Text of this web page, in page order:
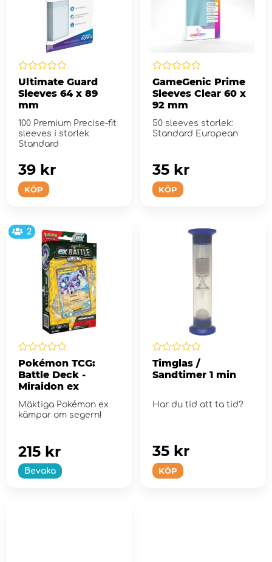
Ultimate Guard
Sleeves 64 x 89
mm
100 Premium Precise-fit
sleeves i storlek
Standard
KÖP
39 kr
GameGenic Prime
Sleeves Clear 60 x
92 mm
50 sleeves storlek:
Standard European
KÖP
35 kr
2
Pokémon TCG:
Battle Deck -
Miraidon ex
Mäktiga Pokémon ex
kämpar om segern!
Bevaka
215 kr
Timglas /
Sandtimer 1 min
Har du tid att ta tid?
KÖP
35 kr